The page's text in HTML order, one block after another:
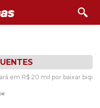
em R$ 20 mil por baixar